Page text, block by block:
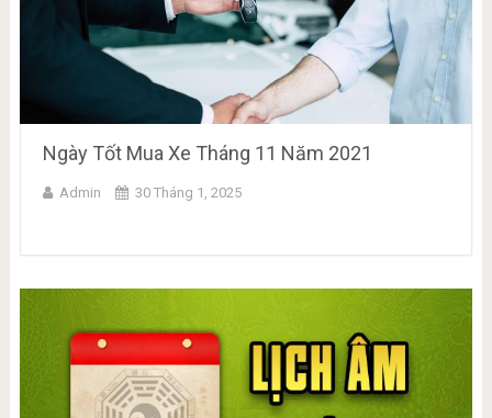
Ngày Tốt Mua Xe Tháng 11 Năm 2021
Admin 30 Tháng 1, 2025